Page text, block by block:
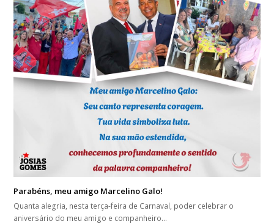
Parabéns, meu amigo Marcelino Galo!
Quanta alegria, nesta terça-feira de Carnaval, poder celebrar o
aniversário do meu amigo e companheiro…